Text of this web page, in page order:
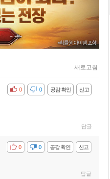
새로고침
신고
공감 확인
비공감 0
0
답글
신고
공감 확인
비공감 0
0
답글